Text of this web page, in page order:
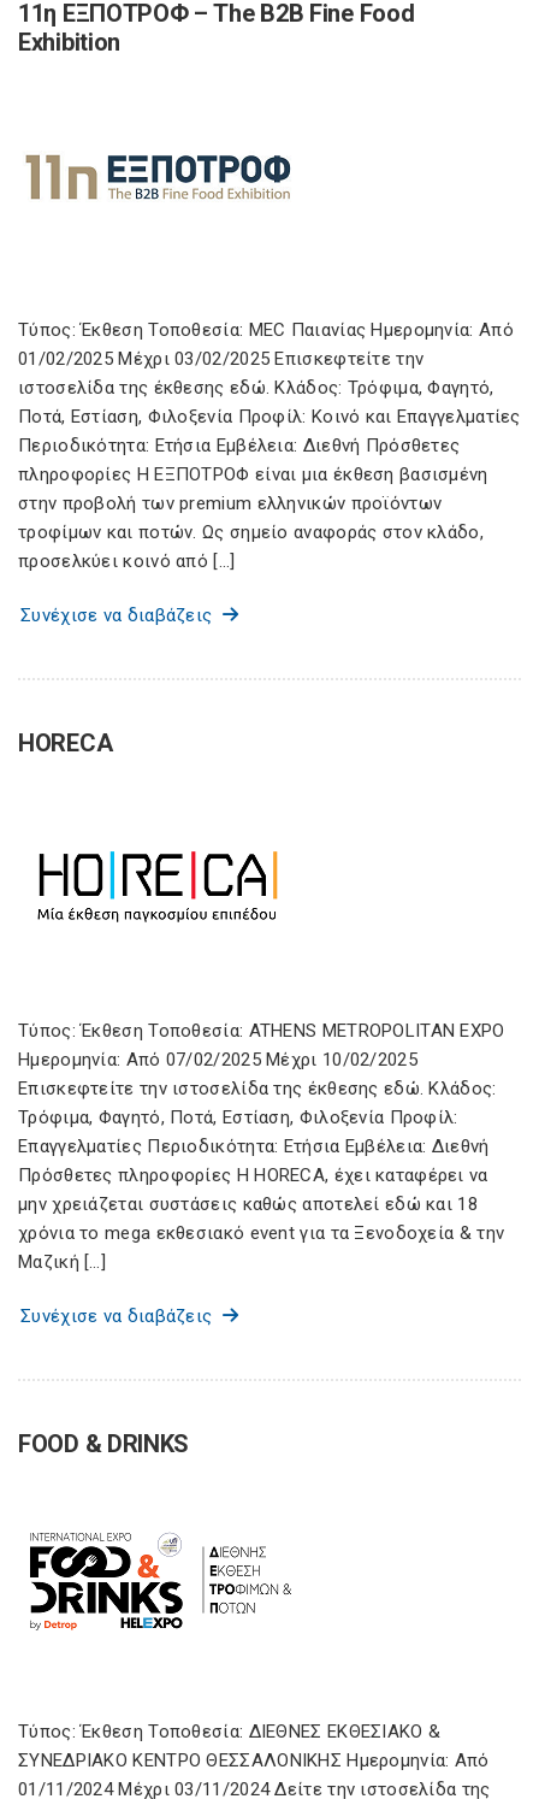
11η ΕΞΠΟΤΡΟΦ – The B2B Fine Food
Exhibition
Τύπος: Έκθεση Τοποθεσία: MEC Παιανίας Ημερομηνία: Από
01/02/2025 Μέχρι 03/02/2025 Επισκεφτείτε την
ιστοσελίδα της έκθεσης εδώ. Κλάδος: Τρόφιμα, Φαγητό,
Ποτά, Εστίαση, Φιλοξενία Προφίλ: Κοινό και Επαγγελματίες
Περιοδικότητα: Ετήσια Εμβέλεια: Διεθνή Πρόσθετες
πληροφορίες Η ΕΞΠΟΤΡΟΦ είναι μια έκθεση βασισμένη
στην προβολή των premium ελληνικών προϊόντων
τροφίμων και ποτών. Ως σημείο αναφοράς στον κλάδο,
προσελκύει κοινό από […]
Συνέχισε να διαβάζεις
HORECA
Τύπος: Έκθεση Τοποθεσία: ATHENS METROPOLITAN EXPO
Ημερομηνία: Από 07/02/2025 Μέχρι 10/02/2025
Επισκεφτείτε την ιστοσελίδα της έκθεσης εδώ. Κλάδος:
Τρόφιμα, Φαγητό, Ποτά, Εστίαση, Φιλοξενία Προφίλ:
Επαγγελματίες Περιοδικότητα: Ετήσια Εμβέλεια: Διεθνή
Πρόσθετες πληροφορίες Η HORECA, έχει καταφέρει να
μην χρειάζεται συστάσεις καθώς αποτελεί εδώ και 18
χρόνια το mega εκθεσιακό event για τα Ξενοδοχεία & την
Μαζική […]
Συνέχισε να διαβάζεις
FOOD & DRINKS
Τύπος: Έκθεση Τοποθεσία: ΔΙΕΘΝΕΣ ΕΚΘΕΣΙΑΚΟ &
ΣΥΝΕΔΡΙΑΚΟ ΚΕΝΤΡΟ ΘΕΣΣΑΛΟΝΙΚΗΣ Ημερομηνία: Από
01/11/2024 Μέχρι 03/11/2024 Δείτε την ιστοσελίδα της